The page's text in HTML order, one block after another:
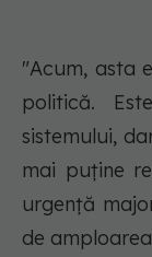
"Acum, asta
politică.
sistemului,
mai puține
urgență
de